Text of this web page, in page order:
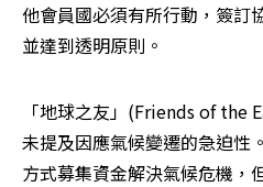
他會員國必須有所行動，簽訂
並達到透明原則。
「地球之友」(Friends of the
未提及因應氣候變遷的急迫性
方式募集資金解決氣候危機，